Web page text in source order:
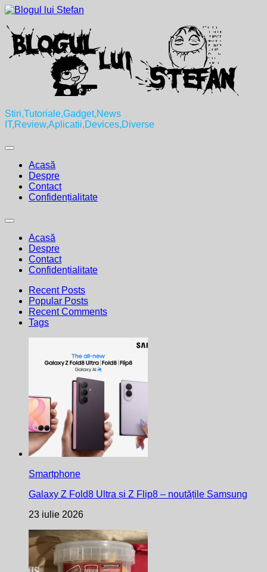
Skip
content
Stiri,Tutoriale,Gadget,News
IT,Review,Aplicatii,Devices,Diverse
Expand
Acasă
Despre
Contact
Confidențialitate
Expand
Acasă
Despre
Contact
Confidențialitate
Recent Posts
Popular Posts
Recent Comments
Tags
Smartphone
Galaxy Z Fold8 Ultra și Z Flip8 – noutățile Samsung
23 iulie 2026